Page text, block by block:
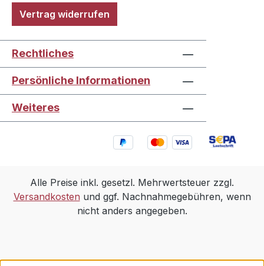
Vertrag widerrufen
Rechtliches
Persönliche Informationen
Weiteres
Alle Preise inkl. gesetzl. Mehrwertsteuer zzgl.
Versandkosten und ggf. Nachnahmegebühren, wenn
nicht anders angegeben.